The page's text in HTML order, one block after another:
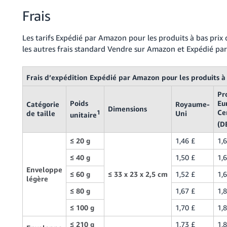
Frais
Les tarifs Expédié par Amazon pour les produits à bas
les autres frais standard Vendre sur Amazon et Expédié
Frais d’expédition Expédié par Amazon pour les produits
Catégorie
de taille
Poids
unitaire1 Dimensions
Royaume-
Uni
Enveloppe
légère
≤ 20 g
≤ 33 x 23 x 2,5 cm
1,46 £
≤ 40 g
1,50 £
≤ 60 g
1,52 £
≤ 80 g
1,67 £
≤ 100 g
1,70 £
≤ 210 g 1,73 £